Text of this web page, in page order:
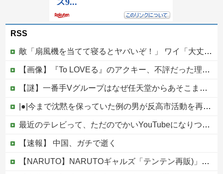
RSS
敵「扇風機を当てて寝るとヤバいぞ！」 ワイ「大丈夫やろｗｗｗ」扇風機ポチー
【画像】『To LOVEる』のアクキー、不評だった理由が明確すぎる
【謎】一番手Vグループはなぜ任天堂からあそこまで寵愛されるんだ？
|●|今まで沈黙を保っていた例の男が反高市活動を再開した模様、財務省を手を組んでの返り咲きが狙いか？
最近のテレビって、ただのでかいYouTubeになりつつあるよな他
【速報】 中国、ガチで逝く
【NARUTO】NARUTOギャルズ「テンテン再販)」フィギュア【明日予約開始】